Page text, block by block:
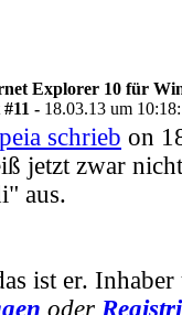
Explorer 10 für
- 18.03.13 um
schrieb on
jetzt zwar
aus.
ist er.
oder